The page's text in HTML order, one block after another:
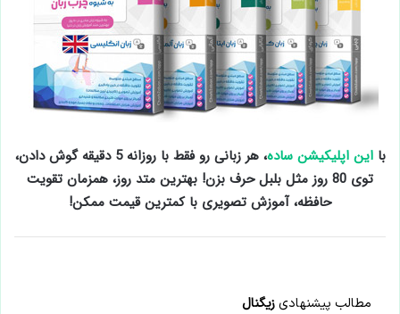
بااین اپلیکیشن ساده
، هر زبانی رو فقط با روزانه 5 دقیقه گوش دادن،
توی 80 روز مثل بلبل حرف بزن! بهترین متد روز، همزمان تقویت
حافظه، آموزش تصویری با کمترین قیمت ممکن!